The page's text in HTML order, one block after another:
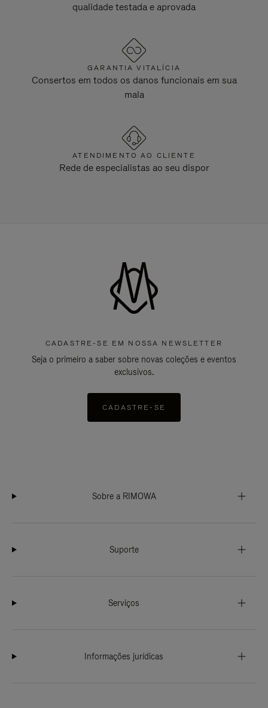
qualidade testada e aprovada
GARANTIA VITALÍCIA
Consertos em todos os danos funcionais em sua
mala
ATENDIMENTO AO CLIENTE
Rede de especialistas ao seu dispor
CADASTRE-SE EM NOSSA NEWSLETTER
Seja o primeiro a saber sobre novas coleções e eventos
exclusivos.
CADASTRE-SE
Sobre a RIMOWA
Suporte
Serviços
Informações jurídicas